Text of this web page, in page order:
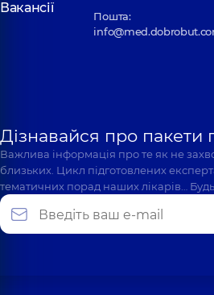
Вакансії
Пошта:
Дізнавайся про
Важлива інформація про те як не
близьких. Цикл підготовлених
тематичних порад наших лікарів…